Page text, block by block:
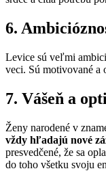
6.
Levice sú veľmi
veci. Sú motivované a
7. Vášeň a
Ženy narodené v
vždy hľadajú nové
presvedčené, že sa
do toho všetku svoju